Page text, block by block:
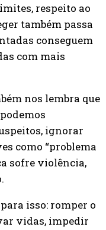
respeito ao
também passa
conseguem
com mais
nos lembra que
ignorar
como “problema
sofre violência,
isso: romper o
vidas, impedir